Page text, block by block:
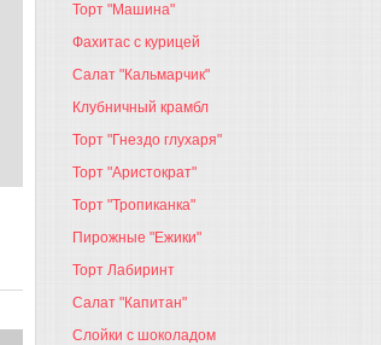
Торт "Машина"
Фахитас с курицей
Салат "Кальмарчик"
Клубничный крамбл
Торт "Гнездо глухаря"
Торт "Аристократ"
Торт "Тропиканка"
Пирожные "Ежики"
Торт Лабиринт
Салат "Капитан"
Слойки с шоколадом